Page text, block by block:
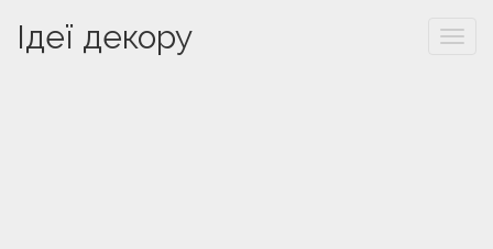
Ідеї декору